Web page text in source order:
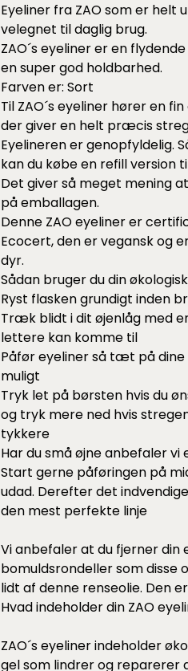
Eyeliner fra ZAO som er helt
velegnet til daglig brug.
ZAO´s eyeliner er en
en super god holdbarhed.
Farven er: Sort
Til ZAO´s eyeliner hører en
der giver en helt præcis
Eyelineren er genopfyldelig.
kan du købe en refill version
Det giver så meget mening
på emballagen.
Denne ZAO eyeliner er
Ecocert, den er vegansk og
dyr.
Sådan bruger du din
Ryst flasken grundigt inden
Træk blidt i dit øjenlåg med
lettere kan komme til
Påfør eyeliner så tæt på
muligt
Tryk let på børsten hvis du
og tryk mere ned hvis
tykkere
Har du små øjne anbefaler vi
Start gerne påføringen på
udad. Derefter det
den mest perfekte linje
Vi anbefaler at du fjerner din
bomuldsrondeller somdisse
lidt afdenne renseolie. Den
Hvad indeholder din ZAO
ZAO´s eyeliner indeholder
gel som lindrer og reparerer